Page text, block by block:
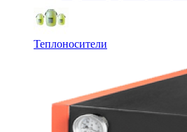
Теплоносители